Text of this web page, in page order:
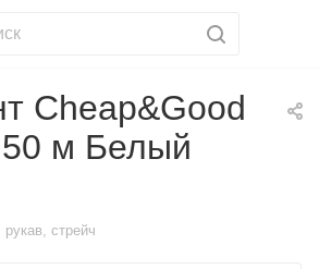
Cheap&Good
м Белый
стрейч